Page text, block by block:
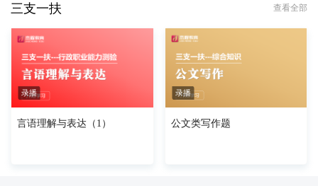
三支一扶 查看全部
录播
言语理解与表达（1）
录播
公文类写作题